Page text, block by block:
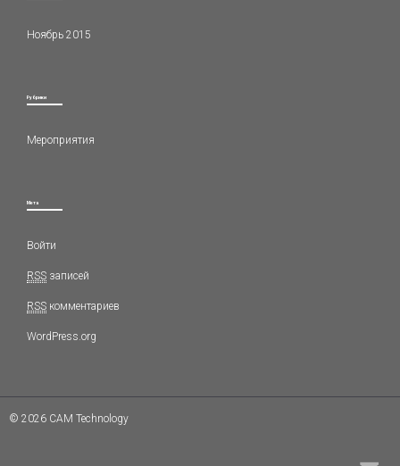
Ноябрь 2015
Рубрики
Мероприятия
Мета
Войти
RSS записей
RSS комментариев
WordPress.org
© 2026 CAM Technology